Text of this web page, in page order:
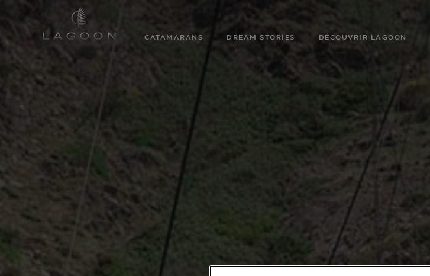
CATAMARANS DREAM STORIES DÉCOUVRIR LAGOON